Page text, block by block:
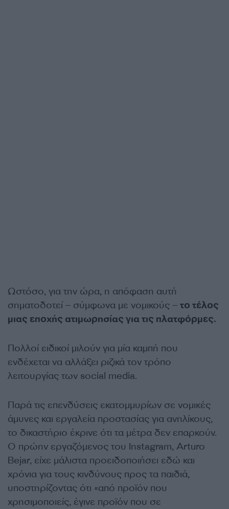
Ωστόσο, για την ώρα, η απόφαση αυτή
σηματοδοτεί – σύμφωνα με νομικούς – το τέλος
μιας εποχής ατιμωρησίας για τις πλατφόρμες.
Πολλοί ειδικοί μιλούν για μία καμπή που
ενδέχεται να αλλάξει ριζικά τον τρόπο
λειτουργίας των social media.
Παρά τις επενδύσεις εκατομμυρίων σε νομικές
άμυνες και εργαλεία προστασίας για ανηλίκους,
το δικαστήριο έκρινε ότι τα μέτρα δεν επαρκούν.
Ο πρώην εργαζόμενος του Instagram, Arturo
Bejar, είχε μάλιστα προειδοποιήσει εδώ και
χρόνια για τους κινδύνους προς τα παιδιά,
υποστηρίζοντας ότι «από προϊόν που
χρησιμοποιείς, έγινε προϊόν που σε